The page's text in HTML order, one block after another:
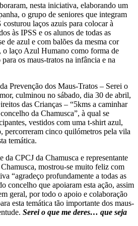
nesta iniciativa, elaborando um
o grupo de seniores que integram
laços azuis para colocar à
às IPSS e os alunos de todas as
de azul e com balões da mesma cor
o laço Azul Humano como forma de
os maus-tratos na infância e na
Prevenção dos Maus-Tratos – Serei o
culminou no sábado, dia 30 de abril,
das Crianças – “5kms a caminhar
da Chamusca”, à qual se
vestidos com uma t-shirt azul,
percorreram cinco quilómetros pela vila
temática.
da CPCJ da Chamusca e representante
mostrou-se muito feliz com
“agradeço profundamente a todas as
concelho que apoiaram esta ação, assim
geral, por todo o apoio e colaboração
esta temática tão importante dos maus-
Serei o que me deres… que seja